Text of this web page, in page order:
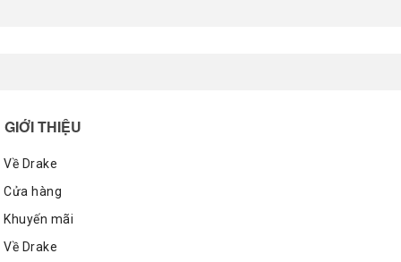
GIỚI THIỆU
Về Drake
Cửa hàng
Khuyến mãi
Về Drake